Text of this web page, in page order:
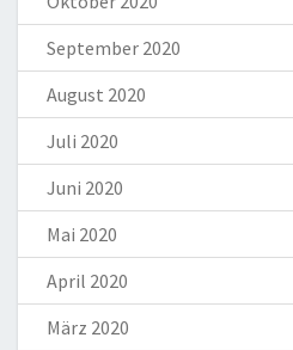
September 2020
August 2020
Juli 2020
Juni 2020
Mai 2020
April 2020
März 2020